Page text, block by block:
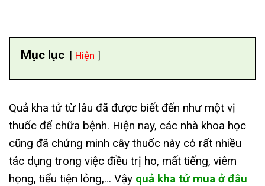
Mục lục Hiện
Quả kha tử từ lâu đã được biết đến như một vị
thuốc để chữa bệnh. Hiện nay, các nhà khoa học
cũng đã chứng minh cây thuốc này có rất nhiều
tác dụng trong việc điều trị ho, mất tiếng, viêm
họng, tiểu tiện lỏng,… Vậy quả kha tử mua ở đâu